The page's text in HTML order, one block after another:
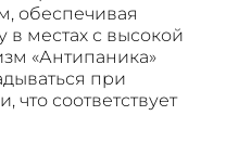
обеспечивая
местах с высокой
«Антипаника»
при
что соответствует